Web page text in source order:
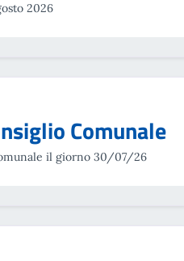
2026
Comunale
il giorno 30/07/26